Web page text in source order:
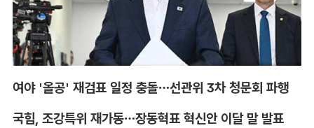
여야 '올공' 재검표 일정 충돌…선관위 3차 청문회 파행
국힘, 조강특위 재가동…장동혁표 혁신안 이달 말 발표